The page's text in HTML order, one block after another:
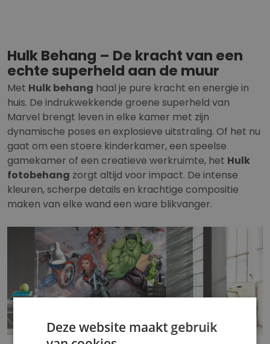
Hulk Behang – De kracht van een
echte superheld aan de muur
Met Hulk behang haal je pure kracht en energie in
huis. De indrukwekkende groene superheld van
Marvel brengt leven in elke kamer met zijn
dynamische poses en explosieve uitstraling. Of het nu
gaat om een stoere kinderkamer, een speelse
gamekamer of een creatieve werkruimte, het Hulk
fotobehang zorgt altijd voor impact. De intense
kleuren, scherpe details en krachtige compositie
maken van elke wand een ware blikvanger.
Deze website maakt gebruik